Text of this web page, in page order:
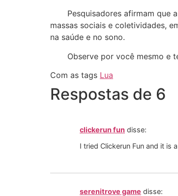
Pesquisadores afirmam que a
massas sociais e coletividades,
na saúde e no sono.
Observe por você mesmo e
Com as tags Lua
Respostas de 6
clickerun fun disse:
I tried Clickerun Fun and it is
serenitrove game disse: